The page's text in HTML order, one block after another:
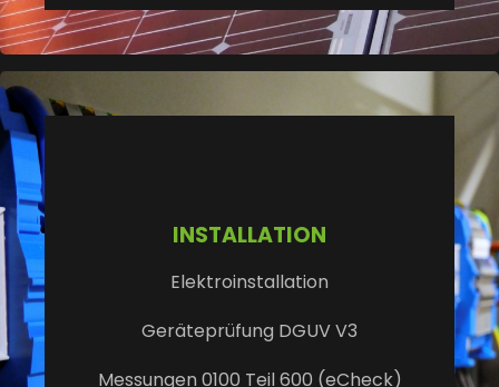
INSTALLATION
Elektroinstallation
Geräteprüfung DGUV V3
Messungen 0100 Teil 600 (eCheck)